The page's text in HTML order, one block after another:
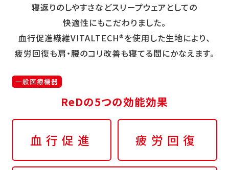
寝返りのしやすさなどスリープウェアとしての
快適性にもこだわりました。
血行促進繊維VITALTECH®を使用した生地により、
疲労回復も肩・腰のコリ改善も寝てる間にかなえます。
一般医療機器
ReDの5つの効能効果
血行促進 疲労回復